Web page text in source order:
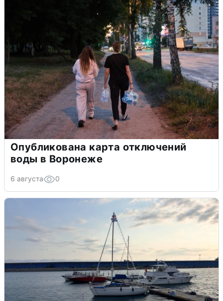
Опубликована карта отключений
воды в Воронеже
6 августа 0